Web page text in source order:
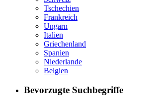
Tschechien
Frankreich
Ungarn
Italien
Griechenland
Spanien
Niederlande
Belgien
Bevorzugte Suchbegriffe